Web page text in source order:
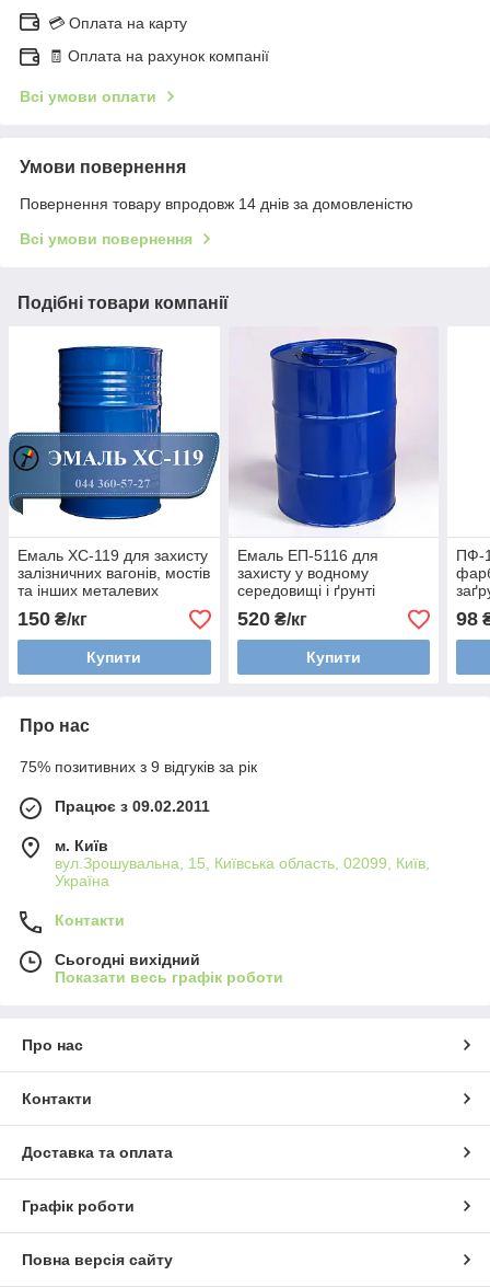
💳 Оплата на карту
🧾 Оплата на рахунок компанії
Всі умови оплати
Умови повернення
Повернення товару впродовж 14 днів за домовленістю
Всі умови повернення
Подібні товари компанії
Емаль ХС-119 для захисту
залізничних вагонів, мостів
та інших металевих
конструкцій
150 ₴/кг
Купити
Емаль ЕП-5116 для
захисту у водному
середовищі і ґрунті
сталевих і залізобетонних
конструкцій, градирень.
520₴/кг
Купити
ПФ-
98
Про нас
75% позитивних з 9 відгуків за рік
Працює з 09.02.2011
м. Київ
вул.Зрошувальна, 15, Київська область, 02099, Київ,
Україна
Контакти
Сьогодні вихідний
Показати весь графік роботи
Про нас
Контакти
Доставка та оплата
Графік роботи
Повна версія сайту